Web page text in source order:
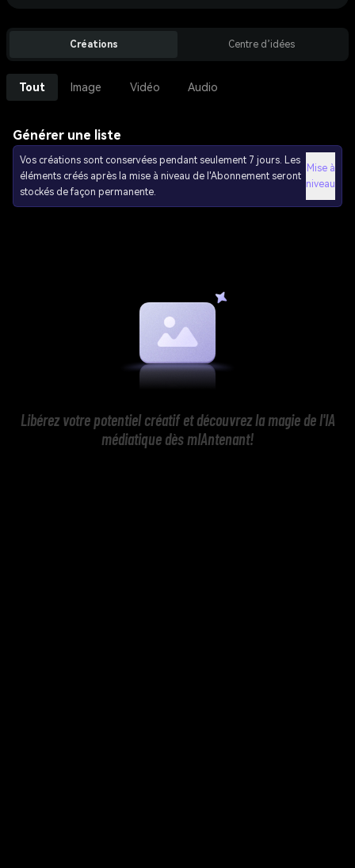
Créations Centre d’idées
Tout Image Vidéo Audio
Générer une liste
Vos créations sont conservées pendant seulement 7 jours. Les
éléments créés après la mise à niveau de l'Abonnement seront
stockés de façon permanente.
Mise à
niveau
Libérez votre potentiel créatif et découvrez la magie de l'IA
médiatique dès mIAntenant!